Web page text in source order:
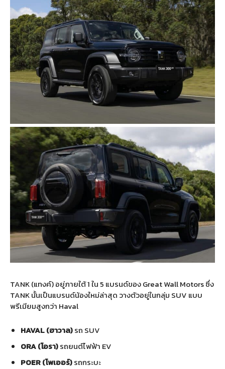
TANK (แทงค์) อยู่ภายใต้ 1 ใน 5 แบรนด์ของ Great Wall Motors ซึ่ง
TANK นั้นเป็นแบรนด์น้องใหม่ล่าสุด วางตัวอยู่ในกลุ่ม SUV แบบ
พรีเมียมสูงกว่า Haval
HAVAL (ฮาวาล)รถ SUV
ORA (โอรา)รถยนต์ไฟฟ้า EV
POER (โพเออร์)รถกระบะ